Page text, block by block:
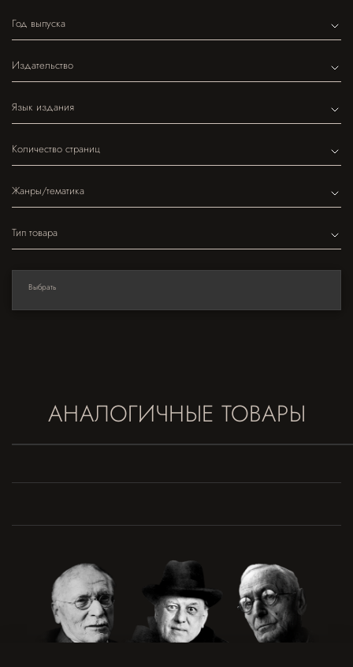
Год выпуска
Издательство
Язык издания
Количество страниц
Жанры/тематика
Тип товара
Выбрать
АНАЛОГИЧНЫЕ ТОВАРЫ